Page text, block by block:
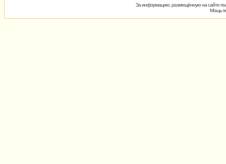
За информацию, размещённую на сайте
Мощь